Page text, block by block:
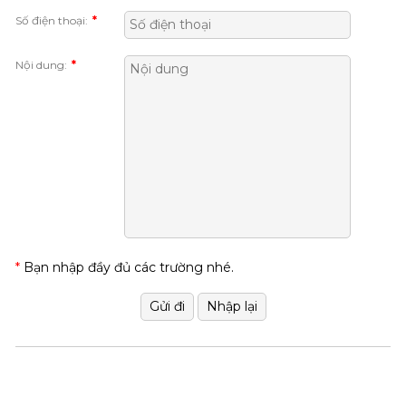
Số điện thoại: *
Nội dung: *
* Bạn nhập đầy đủ các trường nhé.